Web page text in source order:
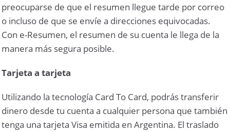
preocuparse de que el resumen llegue tarde por correo
o incluso de que se envíe a direcciones equivocadas.
Con e-Resumen, el resumen de su cuenta le llega de la
manera más segura posible.
Tarjeta a tarjeta
Utilizando la tecnología Card To Card, podrás transferir
dinero desde tu cuenta a cualquier persona que también
tenga una tarjeta Visa emitida en Argentina. El traslado